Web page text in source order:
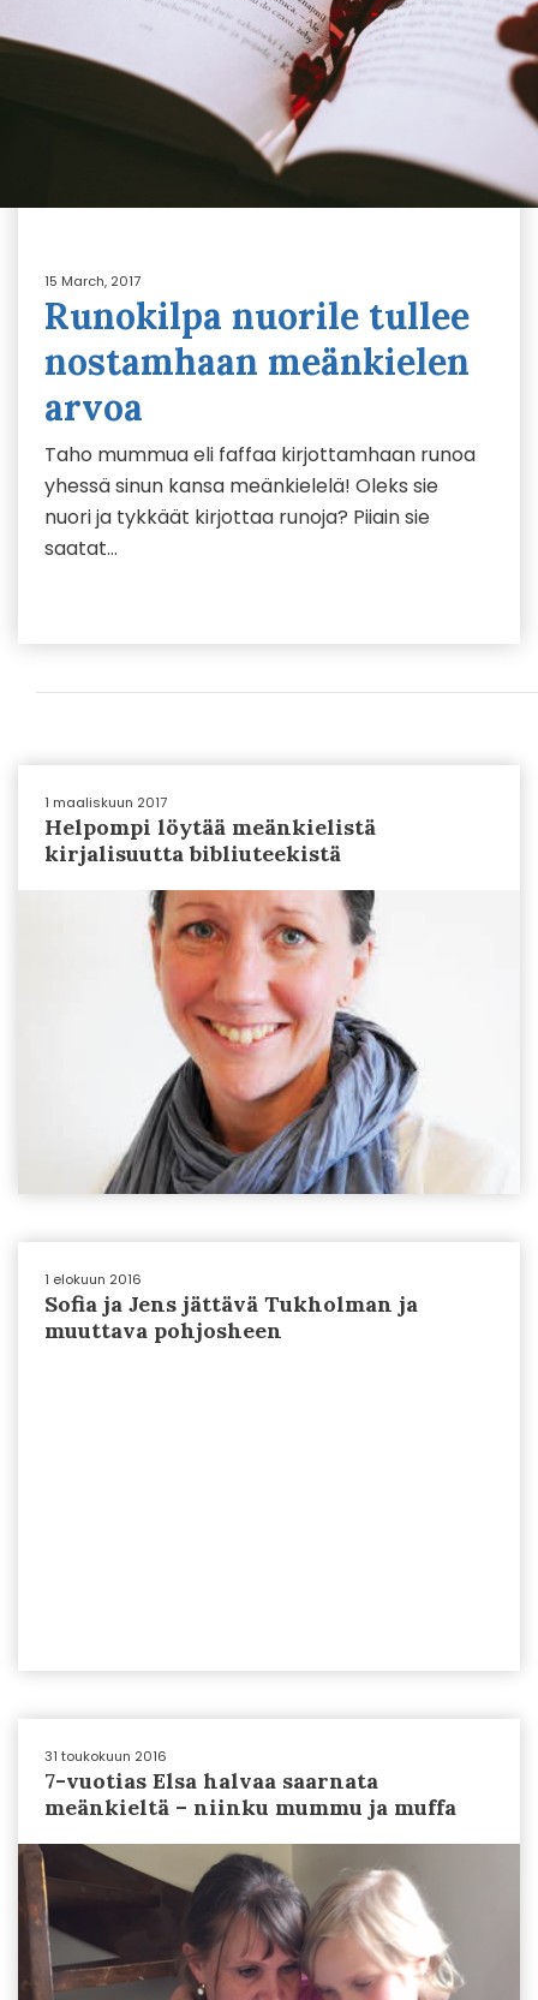
15 March, 2017
Runokilpa nuorile tullee
nostamhaan meänkielen
arvoa
Taho mummua eli faffaa kirjottamhaan runoa
yhessä sinun kansa meänkielelä! Oleks sie
nuori ja tykkäät kirjottaa runoja? Piiain sie
saatat…
1 maaliskuun 2017
Helpompi löytää meänkielistä
kirjalisuutta bibliuteekistä
1 elokuun 2016
Sofia ja Jens jättävä Tukholman ja
muuttava pohjosheen
31 toukokuun 2016
7-vuotias Elsa halvaa saarnata
meänkieltä – niinku mummu ja muffa